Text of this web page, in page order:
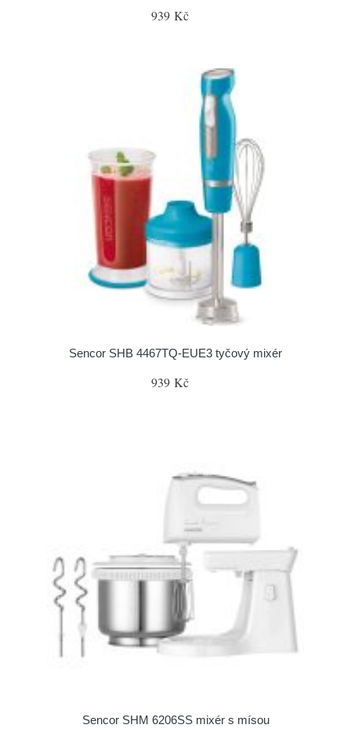
939 Kč
Sencor SHB 4467TQ-EUE3 tyčový mixér
939 Kč
Sencor SHM 6206SS mixér s mísou